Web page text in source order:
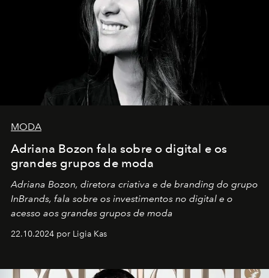
MODA
Adriana Bozon fala sobre o digital e os
grandes grupos de moda
Adriana Bozon, diretora criativa e de branding do grupo
InBrands, fala sobre os investimentos no digital e o
acesso aos grandes grupos de moda
22.10.2024 por Ligia Kas